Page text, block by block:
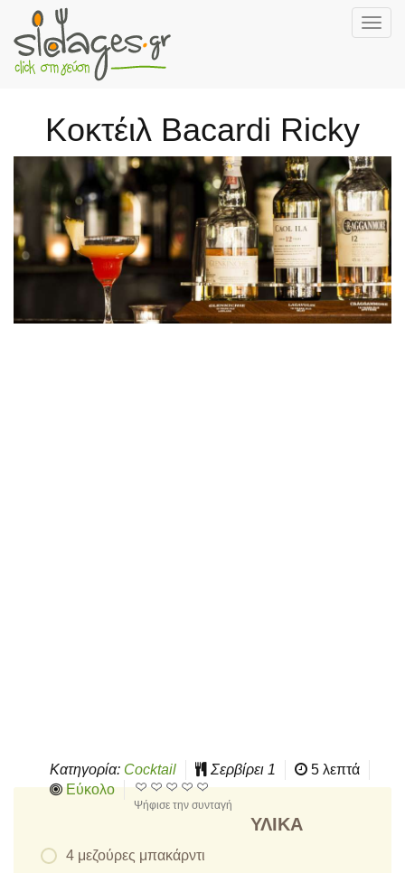
Skip
Κοκτέιλ Bacardi Ricky
Κατηγορία: Cocktail Σερβίρει 1
5 λεπτά
Εύκολο
Ψήφισε την συνταγή
ΥΛΙΚΆ
4 μεζούρες μπακάρντι